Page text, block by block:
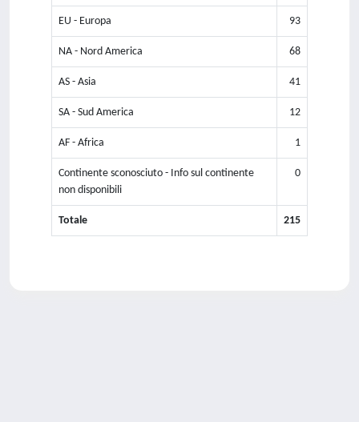
EU - Europa 93
NA - Nord America 68
AS - Asia 41
SA - Sud America 12
AF - Africa 1
Continente sconosciuto - Info sul continente
non disponibili
0
Totale 215